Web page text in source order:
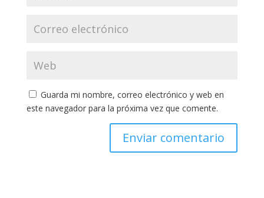
Guarda mi nombre, correo electrónico y web en
este navegador para la próxima vez que comente.